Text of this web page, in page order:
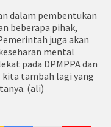
dalam pembentukan
beberapa pihak,
juga akan
mental
pada DPMPPA dan
kita tambah lagi yang
(ali)